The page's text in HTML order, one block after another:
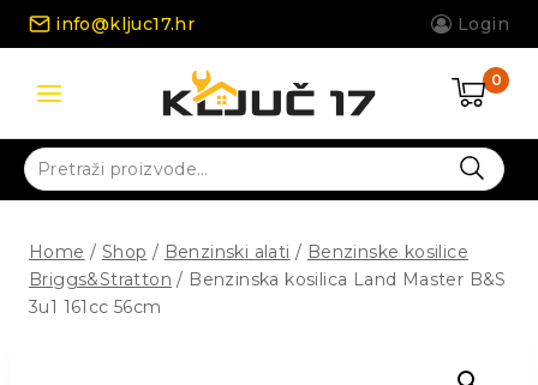
Skip
info@kljuc17.hr Login
0
Pretraži:
Home / Shop / Benzinski alati / Benzinske kosilice
Briggs&Stratton / Benzinska kosilica Land Master B&S
3u1 161cc 56cm